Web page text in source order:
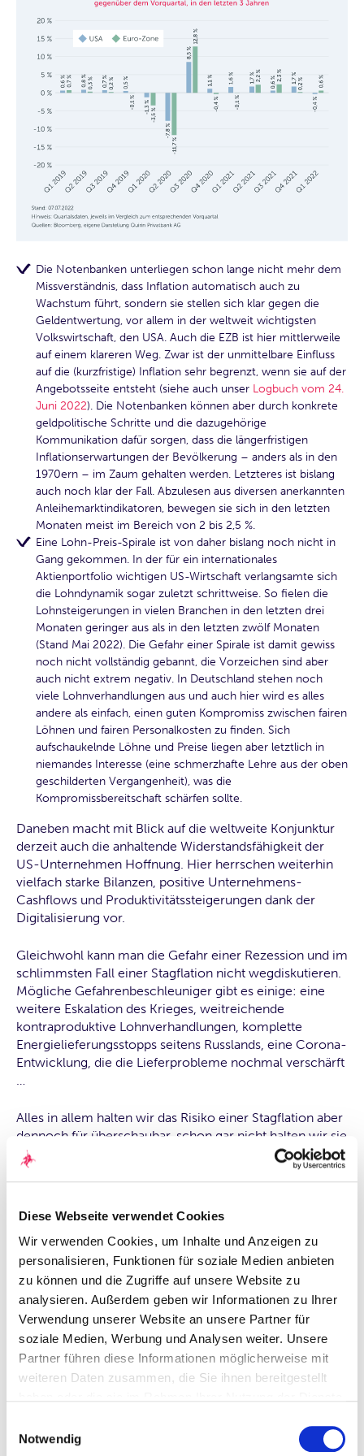
Diese Webseite verwendet Cookies
Wir verwenden Cookies, um Inhalte und Anzeigen zu
personalisieren, Funktionen für soziale Medien anbieten
zu können und die Zugriffe auf unsere Website zu
analysieren. Außerdem geben wir Informationen zu Ihrer
Verwendung unserer Website an unsere Partner für
soziale Medien, Werbung und Analysen weiter. Unsere
Partner führen diese Informationen möglicherweise mit
weiteren Daten zusammen, die Sie ihnen bereitgestellt
willigen Sie gem. Art. 49 Abs. 1 DSGVO ein, dass auch
Notwendig
Die Notenbanken unterliegen schon lange nicht mehr dem
Missverständnis, dass Inflation automatisch auch zu
Wachstum führt, sondern sie stellen sich klar gegen die
Geldentwertung, vor allem in der weltweit wichtigsten
Volkswirtschaft, den USA. Auch die EZB ist hier mittlerweile
auf einem klareren Weg. Zwar ist der unmittelbare Einfluss
auf die (kurzfristige) Inflation sehr begrenzt, wenn sie auf der
Angebotsseite entsteht (siehe auch unser Logbuch vom 24.
Juni 2022). Die Notenbanken können aber durch konkrete
geldpolitische Schritte und die dazugehörige
Kommunikation dafür sorgen, dass die längerfristigen
Inflationserwartungen der Bevölkerung – anders als in den
1970ern – im Zaum gehalten werden. Letzteres ist bislang
auch noch klar der Fall. Abzulesen aus diversen anerkannten
Anleihemarktindikatoren, bewegen sie sich in den letzten
Monaten meist im Bereich von 2 bis 2,5 %.
Eine Lohn-Preis-Spirale ist von daher bislang noch nicht in
Gang gekommen. In der für ein internationales
Aktienportfolio wichtigen US-Wirtschaft verlangsamte sich
die Lohndynamik sogar zuletzt schrittweise. So fielen die
Lohnsteigerungen in vielen Branchen in den letzten drei
Monaten geringer aus als in den letzten zwölf Monaten
(Stand Mai 2022). Die Gefahr einer Spirale ist damit gewiss
noch nicht vollständig gebannt, die Vorzeichen sind aber
auch nicht extrem negativ. In Deutschland stehen noch
viele Lohnverhandlungen aus und auch hier wird es alles
andere als einfach, einen guten Kompromiss zwischen fairen
Löhnen und fairen Personalkosten zu finden. Sich
aufschaukelnde Löhne und Preise liegen aber letztlich in
niemandes Interesse (eine schmerzhafte Lehre aus der oben
geschilderten Vergangenheit), was die
Kompromissbereitschaft schärfen sollte.
Daneben macht mit Blick auf die weltweite Konjunktur
derzeit auch die anhaltende Widerstandsfähigkeit der
US-Unternehmen Hoffnung. Hier herrschen weiterhin
vielfach starke Bilanzen, positive Unternehmens-
Cashflows und Produktivitätssteigerungen dank der
Digitalisierung vor.
Gleichwohl kann man die Gefahr einer Rezession und im
schlimmsten Fall einer Stagflation nicht wegdiskutieren.
Mögliche Gefahrenbeschleuniger gibt es einige: eine
weitere Eskalation des Krieges, weitreichende
kontraproduktive Lohnverhandlungen, komplette
Energielieferungsstopps seitens Russlands, eine Corona-
Entwicklung, die die Lieferprobleme nochmal verschärft
…
Alles in allem halten wir das Risiko einer Stagflation aber
dennoch für überschaubar, schon gar nicht halten wir sie
für bereits begonnen, wie es teilweise bereits von
renommierten Ökonomen verkündet wird.
Fazit
Die derzeitige konjunkturelle Lage weltweit ist durchaus
ernst. Wir sind aber weiterhin davon überzeugt, dass
Wirtschaft und Gesellschaft in der Lage sind, sich auch
auf derartig widrige Rahmenbedingungen einzustellen.
Die marktwirtschaftliche Ordnung bleibt dafür das
Instrument schlechthin. Unser Wirtschaftskreislauf passt
sich an und bringt Innovationen hervor. Nicht zuletzt die
aktuell starke Signalwirkung der Preisveränderungen
Das marktwirtschaftliche System selbst sorgt dafür – wir